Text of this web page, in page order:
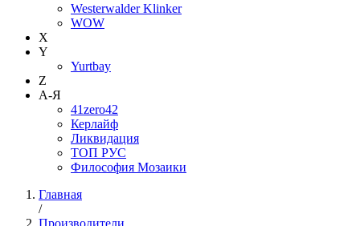
Westerwalder Klinker
WOW
X
Y
Yurtbay
Z
А-Я
41zero42
Керлайф
Ликвидация
ТОП РУС
Философия Мозаики
Главная
/
Производители